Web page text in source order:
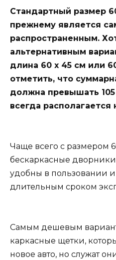
Стандартный размер
прежнему является
распространенным.
альтернативным
длина 60 х 45 см или
отметить, что
должна превышать
всегда располагается
Чаще всего с размером
бескаркасные
удобны в пользовании
длительным сроком
Самым дешевым
каркасные щетки,
новое авто, но служат